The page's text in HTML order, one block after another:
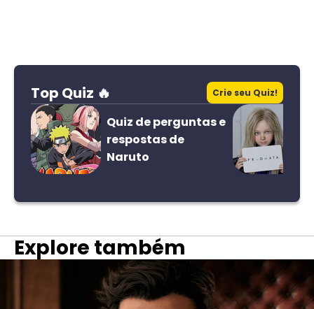
Top Quiz 🔥 Crie seu Quiz!
Quiz de perguntas e
respostas de
Naruto
Explore também